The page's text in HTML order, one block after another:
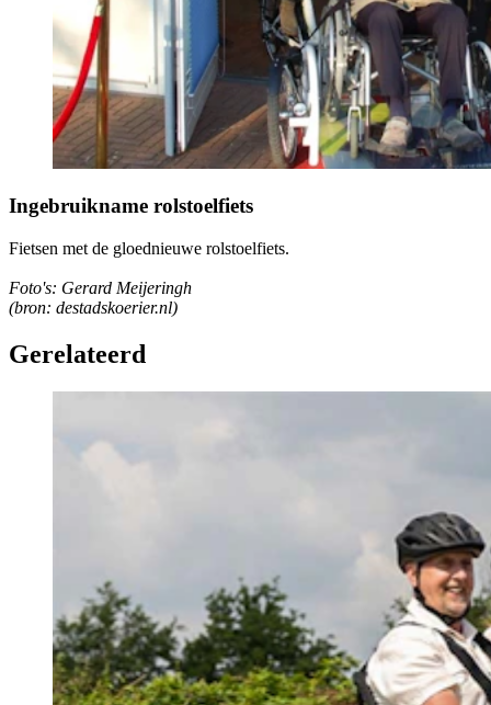
Ingebruikname rolstoelfiets
Fietsen met de gloednieuwe rolstoelfiets.
Foto's: Gerard Meijeringh
(bron: destadskoerier.nl)
Gerelateerd